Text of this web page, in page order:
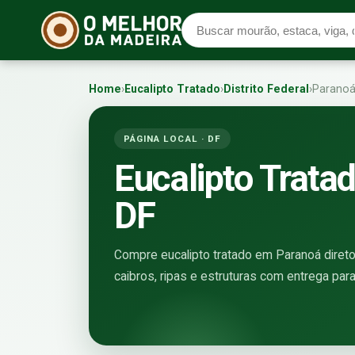
Home›Eucalipto Tratado›Distrito Federal ›Paranoá
PÁGINA LOCAL · DF
Eucalipto
DF
Compre eucalipto tratado em Paranoá
caibros, ripas e estruturas com entrega